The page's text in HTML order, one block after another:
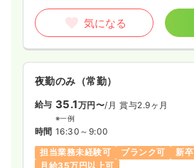
日祝休み
4週8休以上 担当業務未
第二新卒可
月給22万円以上可
気になる
給与 26.5万円〜/月 賞与2回
※一例
時間 8:30～17:00（休憩60分）
気になる
気になる
夜勤のみ（常勤）
給与 35.1万円〜/月 賞与2.9ヶ月
※一例
時間 16:30～9:00
担当業務未経験可
ブランク可 新
月給35万円以上可